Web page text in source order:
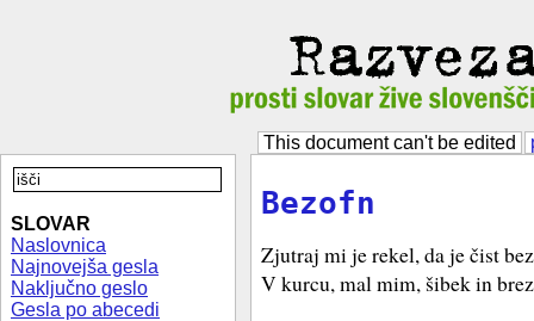
This document can't be edited
SLOVAR
Naslovnica
Najnovejša gesla
Naključno geslo
Gesla po abecedi
Bezofn
Zjutraj mi je rekel, da je čist
V kurcu, mal mim, šibek in